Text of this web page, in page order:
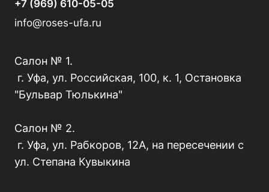
+7 (969) 610-05-05
info@roses-ufa.ru
Салон № 1.
г. Уфа, ул. Российская, 100, к. 1, Остановка
"Бульвар Тюлькина"
Салон № 2.
г. Уфа, ул. Рабкоров, 12А, на пересечении с
ул. Степана Кувыкина